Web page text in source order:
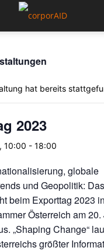
hat bereits
2023
10:00 - 18:00
globale
und Geopolitik:
beim Exporttag 2023
Österreich am 20.
„Shaping Change“
größter